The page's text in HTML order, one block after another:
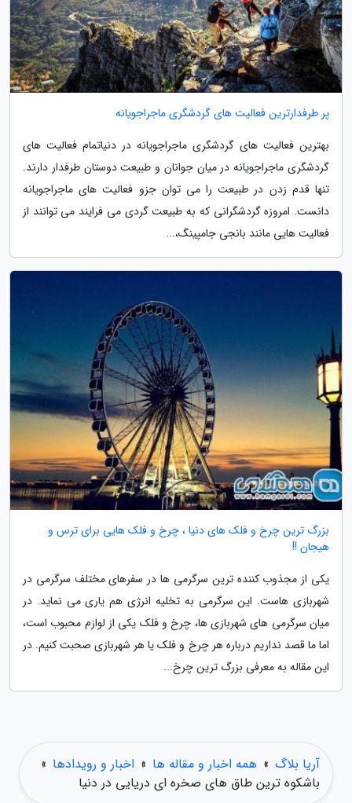
پر طرفدارترین فعالیت های گردشگری ماجراجویانه
بهترین فعالیت های گردشگری ماجراجویانه در دنیاتمام فعالیت های
گردشگری ماجراجویانه در میان جوانان و طبیعت دوستان طرفدار دارند.
تنها قدم زدن در طبیعت را می توان جزو فعالیت های ماجراجویانه
دانست. امروزه گردشگرانی که به طبیعت گردی می فرایند می توانند از
فعالیت هایی مانند بانجی جامپینگ،...
بزرگ ترین چرخ و فلک های دنیا ، چرخ و فلک هایی برای ترس و
هیجان !!
یکی از مجذوب کننده ترین سرگرمی ها در سفرهای مختلف سرگرمی در
شهربازی هاست. این سرگرمی به تخلیه انرژی هم یاری می نماید. در
میان سرگرمی های شهربازی ها، چرخ و فلک یکی از لوازم محبوب است،
اما ما قصد نداریم درباره هر چرخ و فلک یا هر شهربازی صحبت کنیم. در
این مقاله به معرفی بزرگ ترین چرخ...
آریا بلاگ » همه اخبار و مقاله ها » اخبار و رویدادها »
باشکوه ترین طاق های صخره ای دریایی در دنیا